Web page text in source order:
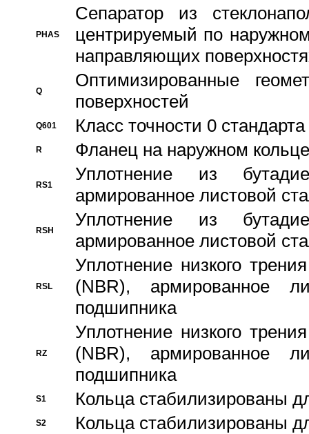
PHAS
Сепаратор из
центрируемый по
направляющих
Q
Оптимизированные
поверхностей
Q601 Класс точности 0
R Фланец на наружном кольце
RS1
Уплотнение из
армированное листовой
RSH
Уплотнение из
армированное листовой
RSL
Уплотнение низкого
(NBR), армированное
подшипника
RZ
Уплотнение низкого
(NBR), армированное
подшипника
S1 Кольца стабилизированы
S2 Кольца стабилизированы